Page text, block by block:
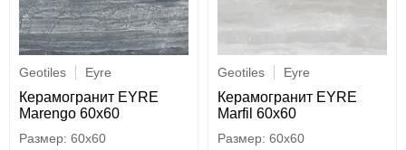
Geotiles Eyre
Керамогранит EYRE
Marengo 60x60
60x60
Geotiles Eyre
Керамогранит EYRE
Marfil 60x60
60x60